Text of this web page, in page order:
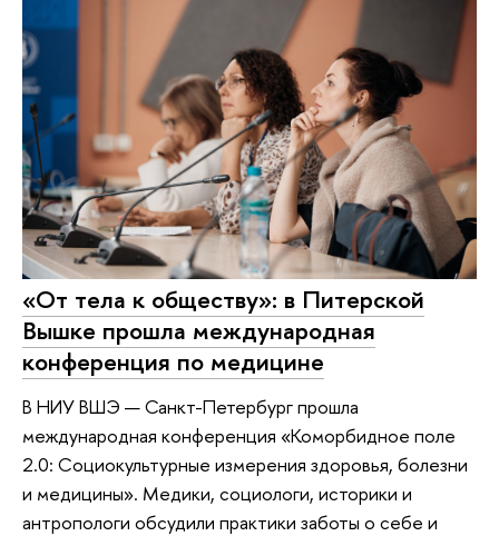
«От тела к обществу»: в Питерской
Вышке прошла международная
конференция по медицине
В НИУ ВШЭ — Санкт-Петербург прошла
международная конференция «Коморбидное поле
2.0: Социокультурные измерения здоровья, болезни
и медицины». Медики, социологи, историки и
антропологи обсудили практики заботы о себе и